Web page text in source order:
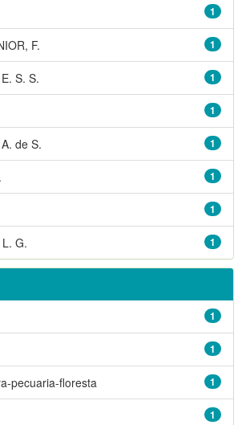
1
1
F.
1
S. S.
1
1
de S.
1
1
1
G.
1
1
1
pecuaria-floresta
1